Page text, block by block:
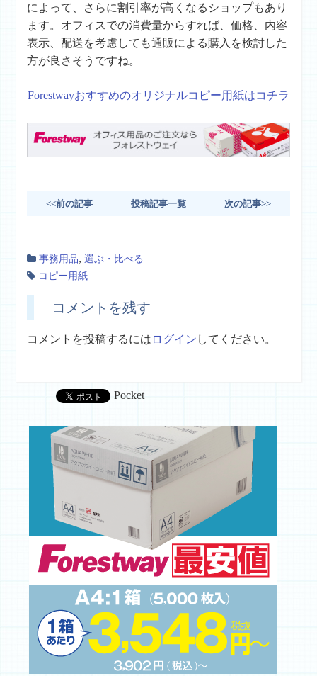
によって、さらに割引率が高くなるショップもあり
ます。オフィスでの消費量からすれば、価格、内容
表示、配送を考慮しても通販による購入を検討した
方が良さそうですね。
Forestwayおすすめのオリジナルコピー用紙はコチラ
<<前の記事 投稿記事一覧 次の記事>>
事務用品,選ぶ・比べる
コピー用紙
コメントを残す
コメントを投稿するには ログイン してください。
Pocket